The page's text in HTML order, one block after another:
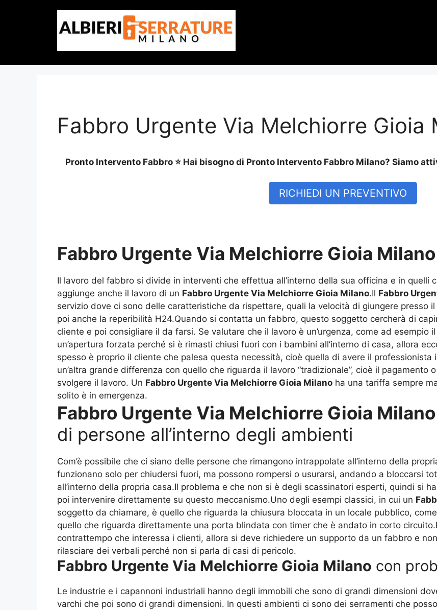
Fabbro Urgente Via Melchiorre Gioia
Pronto Intervento Fabbro ⭐ Hai bisogno di Pronto Intervento Fabbro Milano? Siamo
RICHIEDI UN PREVENTIVO
Fabbro Urgente Via Melchiorre Gioia Milano
Il lavoro del fabbro si divide in interventi che effettua all’interno della sua officina e in quelli
aggiunge anche il lavoro di un Fabbro Urgente Via Melchiorre Gioia Milano.Il Fabbro
servizio dove ci sono delle caratteristiche da rispettare, quali la velocità di giungere presso
poi anche la reperibilità H24.Quando si contatta un fabbro, questo soggetto cercherà di
cliente e poi consigliare il da farsi. Se valutare che il lavoro è un’urgenza, come ad esempio
un’apertura forzata perché si è rimasti chiusi fuori con i bambini all’interno di casa, allora
spesso è proprio il cliente che palesa questa necessità, cioè quella di avere il professionista
un’altra grande differenza con quello che riguarda il lavoro “tradizionale”, cioè il
svolgere il lavoro. Un Fabbro Urgente Via Melchiorre Gioia Milano ha una tariffa sempre
solito è in emergenza.
Fabbro Urgente Via Melchiorre Gioia Milano
di persone all’interno degli ambienti
Com’è possibile che ci siano delle persone che rimangono intrappolate all’interno della
funzionano solo per chiudersi fuori, ma possono rompersi o usurarsi, andando a bloccarsi
all’interno della propria casa.Il problema e che non si è degli scassinatori esperti, quindi si
poi intervenire direttamente su questo meccanismo.Uno degli esempi classici, in cui un
soggetto da chiamare, è quello che riguarda la chiusura bloccata in un locale pubblico,
quello che riguarda direttamente una porta blindata con timer che è andato in corto
contrattempo che interessa i clienti, allora si deve richiedere un supporto da un fabbro e
rilasciare dei verbali perché non si parla di casi di pericolo.
Fabbro Urgente Via Melchiorre Gioia Milano con
Le industrie e i capannoni industriali hanno degli immobili che sono di grandi dimensioni
varchi che poi sono di grandi dimensioni. In questi ambienti ci sono dei serramenti che